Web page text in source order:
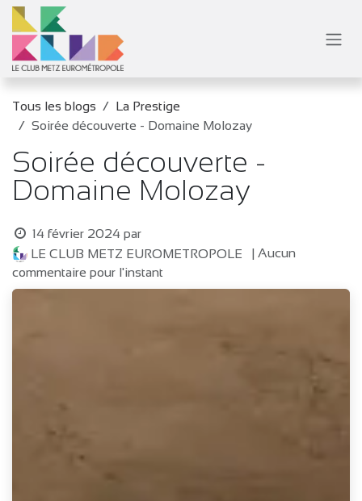
Se rendre au contenu
Tous les blogs
La Prestige
Soirée découverte - Domaine Molozay
Soirée découverte -
Domaine Molozay
14 février 2024 par
LE CLUB METZ EUROMETROPOLE
| Aucun
commentaire pour l'instant